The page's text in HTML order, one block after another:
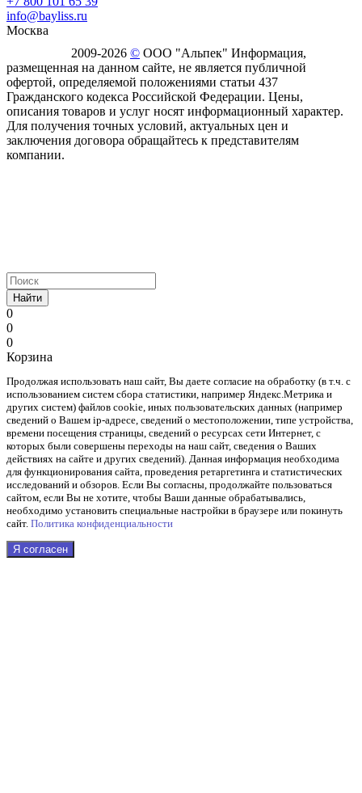
info@bayliss.ru
Москва
2009-2026 © ООО "Альпек" Информация,
размещенная на данном сайте, не является публичной
офертой, определяемой положениями статьи 437
Гражданского кодекса Российской Федерации. Цены,
описания товаров и услуг носят информационный характер.
Для получения точных условий, актуальных цен и
заключения договора обращайтесь к представителям
компании.
Найти
0
0
0
Корзина
Продолжая использовать наш cайт, Вы даете согласие на обработку (в т.ч. с
использованием систем сбора статистики, например Яндекс.Метрика и
других систем) файлов cookie, иных пользовательских данных (например
сведений о Вашем ip-адресе, сведений о местоположении, типе устройства,
времени посещения страницы, сведений о ресурсах сети Интернет, с
которых были совершены переходы на наш сайт, сведения о Ваших
действиях на сайте и других сведений). Данная информация необходима
для функционирования сайта, проведения ретаргетинга и статистических
исследований и обзоров. Если Вы согласны, продолжайте пользоваться
сайтом, если Вы не хотите, чтобы Ваши данные обрабатывались,
необходимо установить специальные настройки в браузере или покинуть
сайт. Политика конфиденциальности
Я согласен